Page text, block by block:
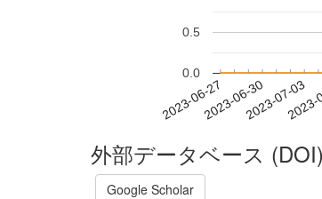
2023-06-272023-06-302023-07-03
0.0
0.5
外部データベース (DOI)
Google Scholar